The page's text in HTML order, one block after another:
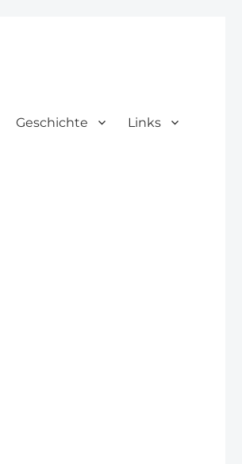
Geschichte Links